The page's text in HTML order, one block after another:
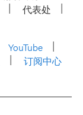
代表处
YouTube
订阅中心